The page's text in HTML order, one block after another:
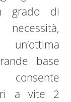
grado di
base
a vite 2